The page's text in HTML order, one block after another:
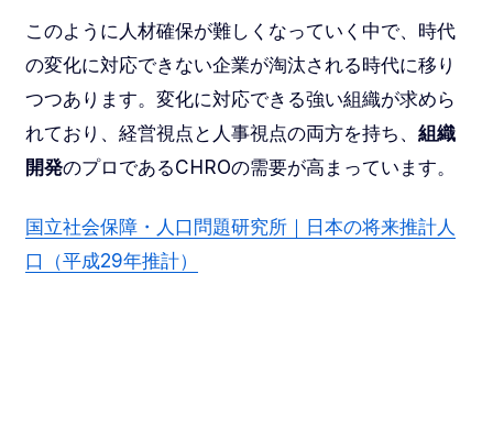
このように人材確保が難しくなっていく中で、時代
の変化に対応できない企業が淘汰される時代に移り
つつあります。変化に対応できる強い組織が求めら
れており、経営視点と人事視点の両方を持ち、 組織
開発のプロであるCHROの需要が高まっています。
国立社会保障・人口問題研究所｜日本の将来推計人
口（平成29年推計）